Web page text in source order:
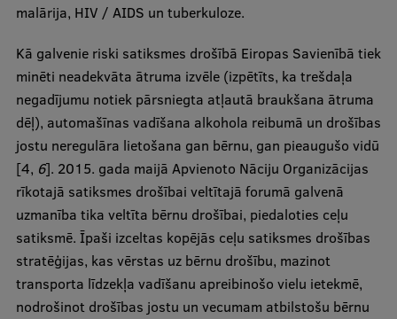
Atvērtā universitāte
Sagatavošanas kursi
Profesionālās pilnveides kursi
ESF kvalifikācijas celšanas kursi
Pedagoģiskās izaugsmes centrs
Kvalifikācijas atbilstības pārbaude
Pētniecība
malārija, HIV / AIDS un tuberkuloze.
Kā galvenie riski satiksmes drošībā Eiropas Savienībā tiek
minēti neadekvāta ātruma izvēle (izpētīts, ka trešdaļa
negadījumu notiek pārsniegta atļautā braukšana ātruma
dēļ), automašīnas vadīšana alkohola reibumā un drošības
jostu neregulāra lietošana gan bērnu, gan pieaugušo vidū
[4, 6]. 2015. gada maijā Apvienoto Nāciju Organizācijas
rīkotajā satiksmes drošībai veltītajā forumā galvenā
uzmanība tika veltīta bērnu drošībai, piedaloties ceļu
satiksmē. Īpaši izceltas kopējās ceļu satiksmes drošības
stratēģijas, kas vērstas uz bērnu drošību, mazinot
transporta līdzekļa vadīšanu apreibinošo vielu ietekmē,
nodrošinot drošības jostu un vecumam atbilstošu bērnu